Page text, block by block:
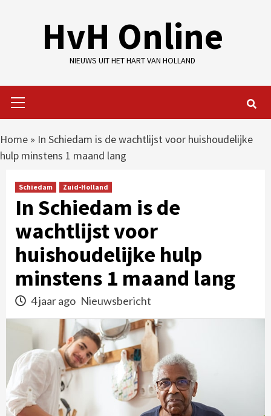
HvH Online
NIEUWS UIT HET HART VAN HOLLAND
Menu
Home » In Schiedam is de wachtlijst voor huishoudelijke
hulp minstens 1 maand lang
Schiedam Zuid-Holland
In Schiedam is de
wachtlijst voor
huishoudelijke hulp
minstens 1 maand lang
4 jaar ago Nieuwsbericht